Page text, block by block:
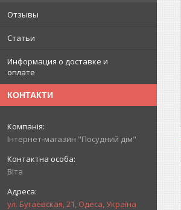
Отзывы
Статьи
Информация о доставке и
оплате
КОНТАКТИ
Інтернет-магазин "Посудний дім"
Віта
ул. Бугаёвская, 21, Одеса, Україна